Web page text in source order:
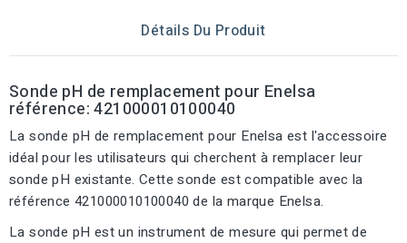
Détails Du Produit
Sonde pH de remplacement pour Enelsa
référence: 421000010100040
La sonde pH de remplacement pour Enelsa est l'accessoire
idéal pour les utilisateurs qui cherchent à remplacer leur
sonde pH existante. Cette sonde est compatible avec la
référence 421000010100040 de la marque Enelsa.
La sonde pH est un instrument de mesure qui permet de